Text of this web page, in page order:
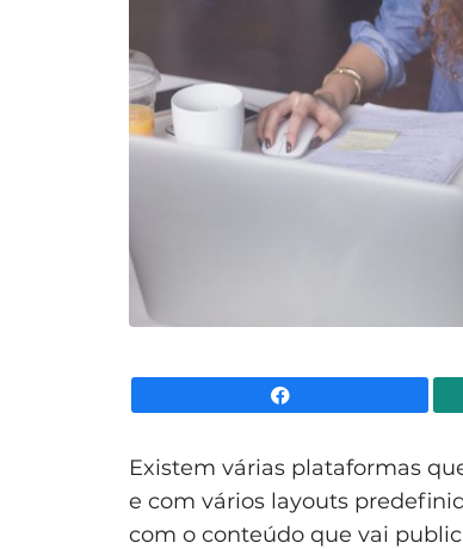
Existem várias plataformas
e com vários layouts
com o conteúdo que vai